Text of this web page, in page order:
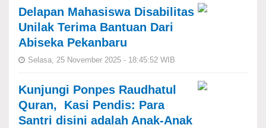
Delapan Mahasiswa Disabilitas
Unilak Terima Bantuan Dari
Abiseka Pekanbaru
Selasa, 25 November 2025 - 18:45:52 WIB
Kunjungi Ponpes Raudhatul
Quran, Kasi Pendis: Para
Santri disini adalah Anak-Anak